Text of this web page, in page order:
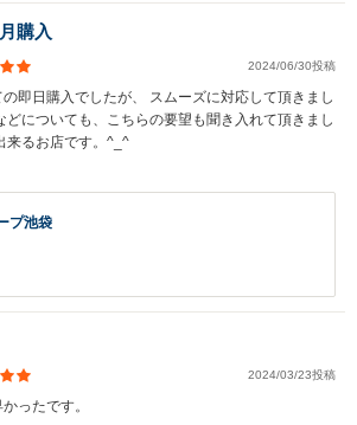
購入
2024/06/30投稿
即日購入でしたが、 スムーズに対応して頂きまし
どについても、こちらの要望も聞き入れて頂きまし
来るお店です。^_^
プ池袋
2024/03/23投稿
ったです。